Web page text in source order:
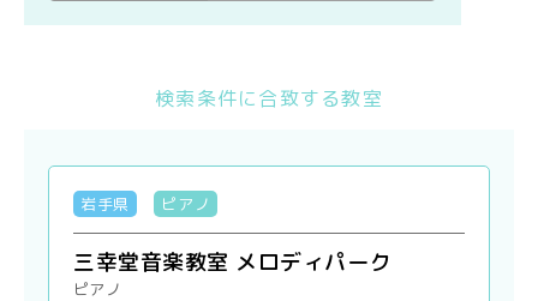
検索条件に合致する教室
岩手県 ピアノ
三幸堂音楽教室 メロディパーク
ピアノ